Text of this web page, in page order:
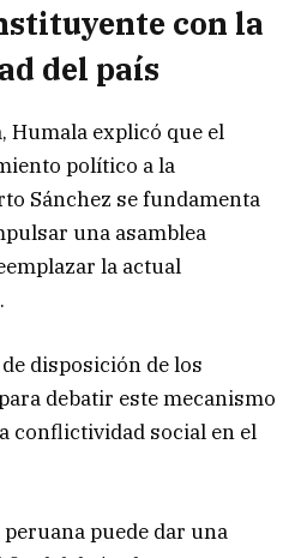
con la
del país
Humala explicó que el
político a la
Sánchez se fundamenta
una asamblea
la actual
disposición de los
debatir este mecanismo
conflictividad social en el
puede dar una